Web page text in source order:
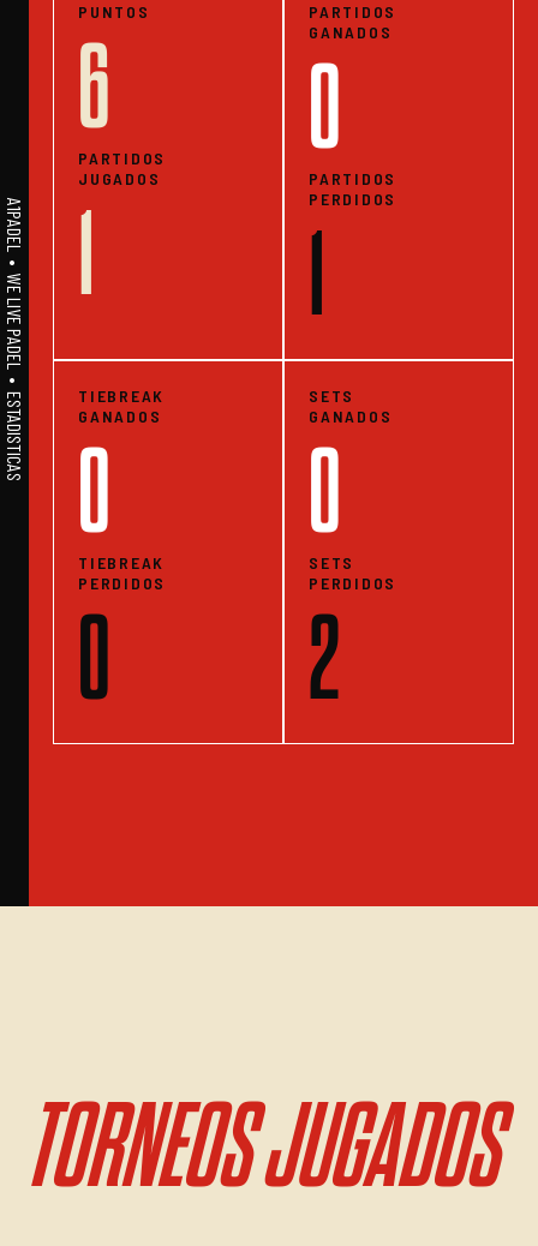
A1PADEL • WE LIVE PADEL • ESTADISTICAS
PUNTOS
6
PARTIDOS
JUGADOS
1
PARTIDOS
GANADOS
0
PARTIDOS
PERDIDOS
1
TIEBREAK
GANADOS
0
TIEBREAK
PERDIDOS
0
SETS
GANADOS
0
SETS
PERDIDOS
2
TORNEOS JUGADOS